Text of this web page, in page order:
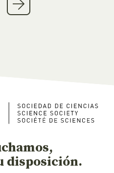
disposición.